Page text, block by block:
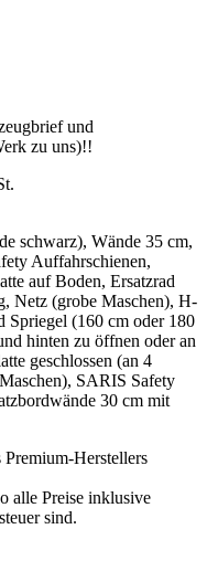
und
zu uns)!!
schwarz), Wände 35 cm,
Auffahrschienen,
auf Boden, Ersatzrad
Netz (grobe Maschen), H-
Spriegel (160 cm oder 180
hinten zu öffnen oder an
geschlossen (an 4
SARIS Safety
30 cm mit
Herstellers
alle Preise inklusive
sind.